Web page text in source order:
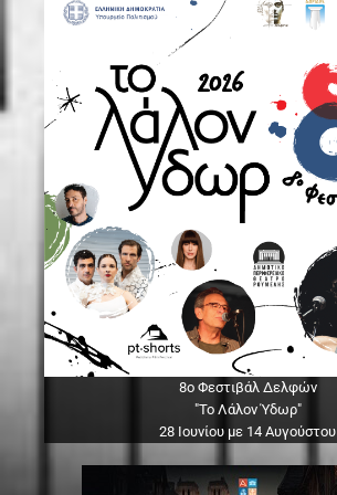
8ο Φεστιβάλ Δελφών
"Το Λάλον Ύδωρ"
28 Ιουνίου με 14 Αυγούστου